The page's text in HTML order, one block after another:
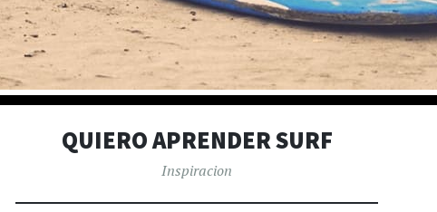
QUIERO APRENDER SURF
Inspiracion